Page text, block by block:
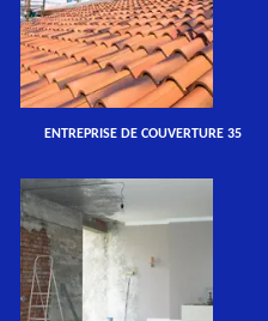
ENTREPRISE DE COUVERTURE 35